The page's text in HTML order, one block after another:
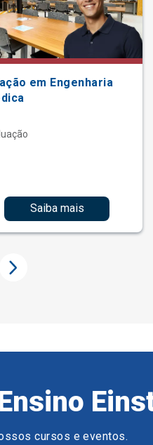
em Engenharia
Saiba mais
cursos e eventos.